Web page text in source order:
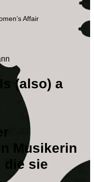
Affair
(also) a
Musikerin
die sie